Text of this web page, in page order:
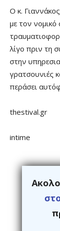
Ο κ.
με τον
λίγο πριν τη
στην
γρατσουνιές
περάσει
thestival.gr
intime